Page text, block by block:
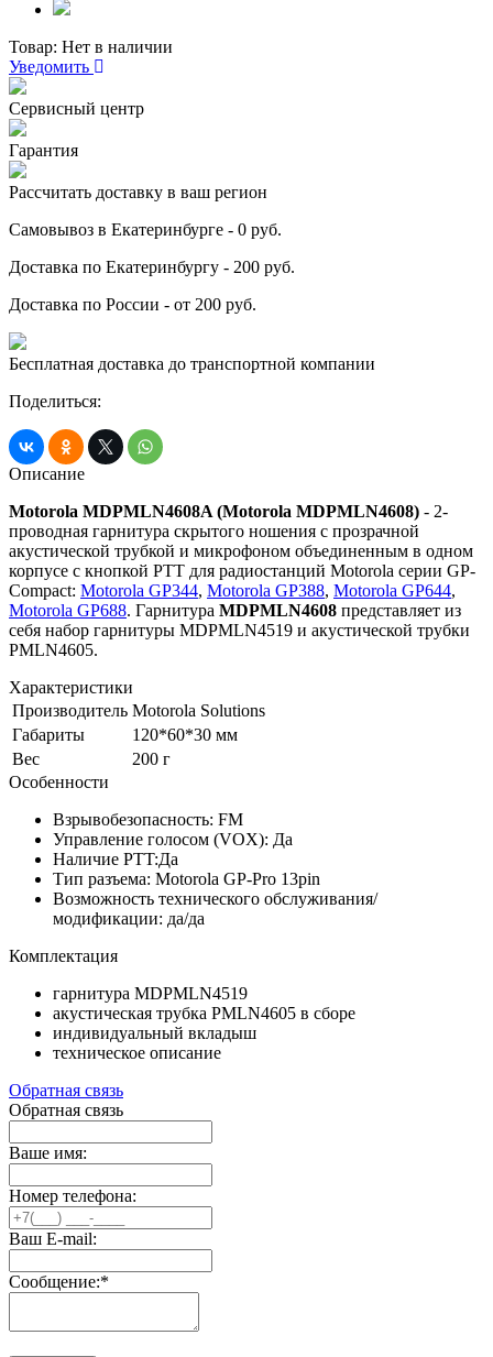
Товар: Нет в наличии
Уведомить
Сервисный центр
Гарантия
Рассчитать доставку в ваш регион
Самовывоз в Екатеринбурге - 0 руб.
Доставка по Екатеринбургу - 200 руб.
Доставка по России - от 200 руб.
Бесплатная доставка до транспортной компании
Поделиться:
Описание
Motorola MDPMLN4608A (Motorola MDPMLN4608) - 2-
проводная гарнитура скрытого ношения с прозрачной
акустической трубкой и микрофоном объединенным в одном
корпусе с кнопкой PTT для радиостанций Motorola серии GP-
Compact: Motorola GP344, Motorola GP388, Motorola GP644,
Motorola GP688. Гарнитура MDPMLN4608 представляет из
себя набор гарнитуры MDPMLN4519 и акустической трубки
PMLN4605.
Характеристики
Производитель Motorola Solutions
Габариты
120*60*30 мм
Вес
200 г
Особенности
Взрывобезопасность: FM
Управление голосом (VOX): Да
Наличие PTT:Да
Тип разъема: Motorola GP-Pro 13pin
Возможность технического обслуживания/
модификации: да/да
Комплектация
гарнитура MDPMLN4519
акустическая трубка PMLN4605 в сборе
индивидуальный вкладыш
техническое описание
Обратная связь
Обратная связь
Ваше имя:
Номер телефона:
Ваш E-mail:
Сообщение:*